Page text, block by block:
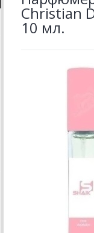
Christian
10 мл.